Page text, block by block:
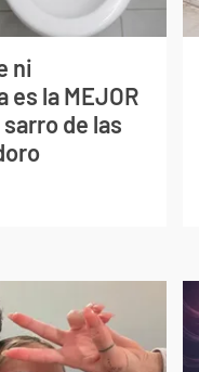
ni
la MEJOR
de las